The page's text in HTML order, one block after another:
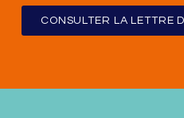
CONSULTER LA LETTRE